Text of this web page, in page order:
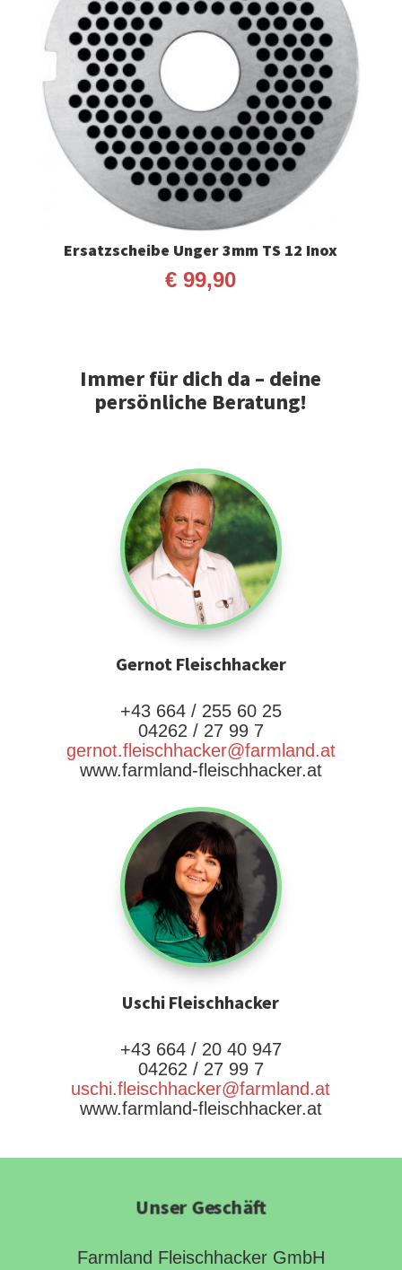
Ersatzscheibe Unger 3mm TS 12 Inox
€ 99,90
Immer für dich da – deine
persönliche Beratung!
Gernot Fleischhacker
+43 664 / 255 60 25
04262 / 27 99 7
gernot.fleischhacker@farmland.at
www.farmland-fleischhacker.at
Uschi Fleischhacker
+43 664 / 20 40 947
04262 / 27 99 7
uschi.fleischhacker@farmland.at
www.farmland-fleischhacker.at
Unser Geschäft
Farmland Fleischhacker GmbH